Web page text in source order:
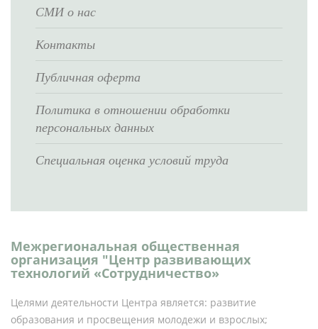
СМИ о нас
Контакты
Публичная оферта
Политика в отношении обработки
персональных данных
Специальная оценка условий труда
Межрегиональная общественная
организация "Центр развивающих
технологий «Сотрудничество»
Целями деятельности Центра является: развитие
образования и просвещения молодежи и взрослых;